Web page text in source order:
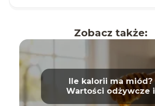
Zobacz także:
Ile kalorii ma miód?
Wartości odżywcze i
właściwości